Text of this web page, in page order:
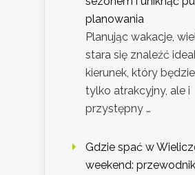
planowania
Planując wakacje,
stara się znaleźć
kierunek, który
tylko atrakcyjny, ale i
przystępny …
Gdzie spać w
weekend: